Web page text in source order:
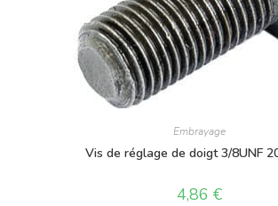
Embrayage
Vis de réglage de doigt 3/8UNF
4,86 €